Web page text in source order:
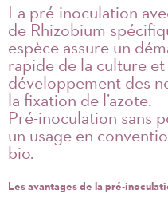
La pré-inoculation
de Rhizobium
espèce assure un
rapide de la culture
développement des
la fixation de l’azote.
Pré-inoculation sans
un usage en
bio.
Les avantages de la pré-